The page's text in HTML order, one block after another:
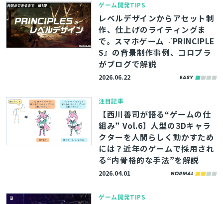
ゲーム開発TIPS
レベルデザインからアセット制
作、仕上げのライティングま
で。スマホゲーム『PRINCIPLE
S』の背景制作事例、コロプラ
がブログで解説
2026.06.22
注目記事
【西川善司が語る“ゲームの仕
組み” Vol.6】人型の3Dキャラ
クターを人間らしく動かすため
には？近年のゲームで採用され
る“内骨格的な手法”を解説
2026.04.01
ゲーム開発TIPS